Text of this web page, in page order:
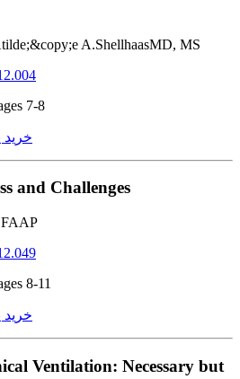
A.ShellhaasMD, MS
7-8
خرید
and Challenges
8-11
خرید
Ventilation: Necessary but